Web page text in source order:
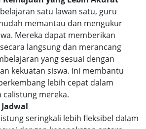
satu lawan satu, guru
memantau dan mengukur
Mereka dapat memberikan
langsung dan merancang
yang sesuai dengan
kekuatan siswa. Ini membantu
lebih cepat dalam
mereka.
seringkali lebih fleksibel dalam